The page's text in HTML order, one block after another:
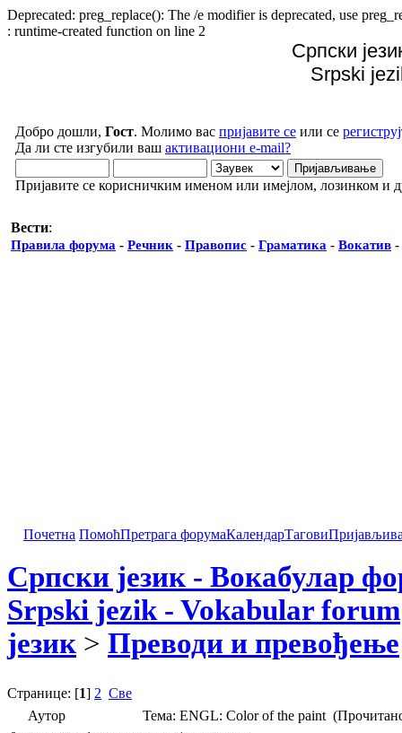
Deprecated: preg_replace(): The /e modifier is deprecated, use
: runtime-created function on line 2
Српски
Srpski
Добро дошли, Гост. Молимо вас пријавите се или се
Да ли сте изгубили ваш активациони e-mail?
Пријавите се корисничким именом или имејлом, лозинком и
Вести:
Правила форума - Речник - Правопис - Граматика - Вокатив -
Почетна ПомоћПретрага форумаКалендарТагови
Српски језик - Вокабулар
Srpski jezik - Vokabular forum
језик > Преводи и превођење
Странице: [1] 2 Све
Аутор
Тема: ENGL: Color of the paint